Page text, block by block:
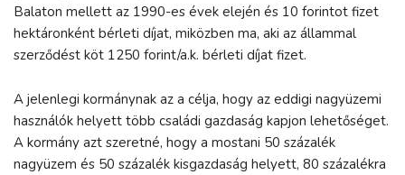
Balaton mellett az 1990-es évek elején és 10 forintot fizet
hektáronként bérleti díjat, miközben ma, aki az állammal
szerződést köt 1250 forint/a.k. bérleti díjat fizet.
A jelenlegi kormánynak az a célja, hogy az eddigi nagyüzemi
használók helyett több családi gazdaság kapjon lehetőséget.
A kormány azt szeretné, hogy a mostani 50 százalék
nagyüzem és 50 százalék kisgazdaság helyett, 80 százalékra